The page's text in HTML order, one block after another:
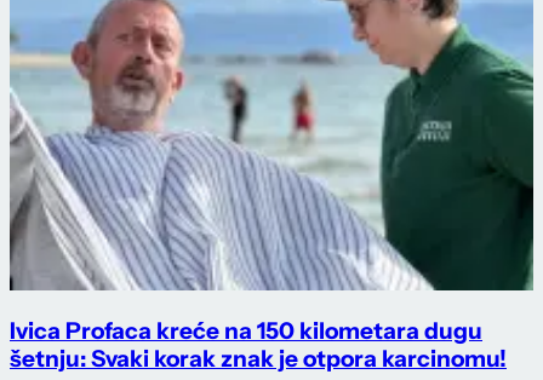
Ivica Profaca kreće na 150 kilometara dugu
šetnju: Svaki korak znak je otpora karcinomu!